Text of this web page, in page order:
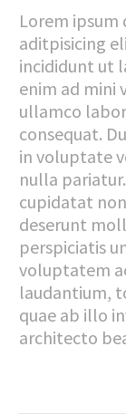
Lorem
aditpisicing
incididunt ut
enim ad mini
ullamco
consequat.
in voluptate
nulla
cupidatat
deserunt
perspiciatis
voluptatem
laudantium,
quae ab illo
architecto